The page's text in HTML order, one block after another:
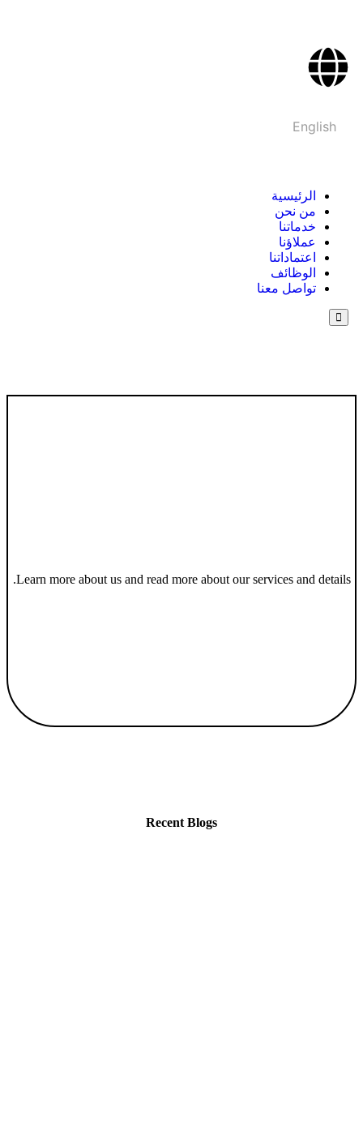
الرئيسية
من نحن
خدماتنا
عملاؤنا
اعتماداتنا
الوظائف
تواصل معنا
Hamburger
Toggle
English
Learn more about us and read more about our services and details.
Recent Blogs